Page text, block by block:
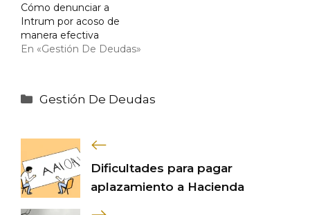
Cómo denunciar a
Intrum por acoso de
manera efectiva
En «Gestión De Deudas»
Categorías
Gestión De Deudas
Dificultades para pagar
aplazamiento a Hacienda